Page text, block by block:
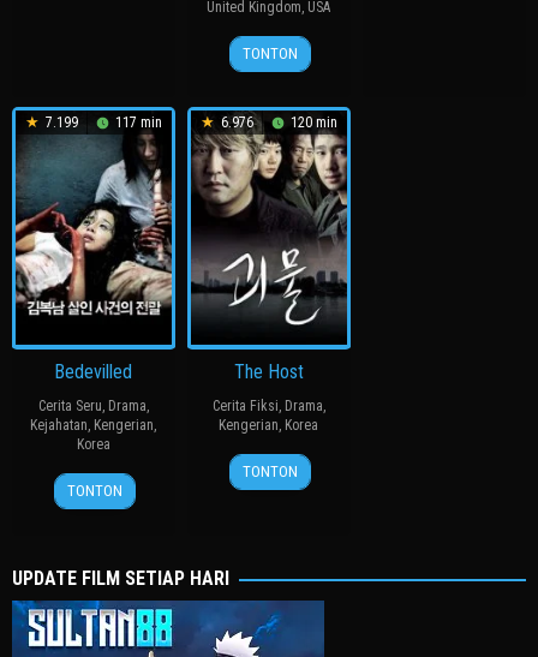
United Kingdom, USA
21
Dec
Tim
Burton
TONTON
7.199 117 min
Bedevilled
Cerita Seru, Drama,
Kejahatan, Kengerian,
Korea
19
Aug
장
철
TONTON
6.976 120 min
The Host
Cerita Fiksi, Drama,
Kengerian, Korea
27
Jul
봉
준
TONTON
UPDATE FILM SETIAP HARI